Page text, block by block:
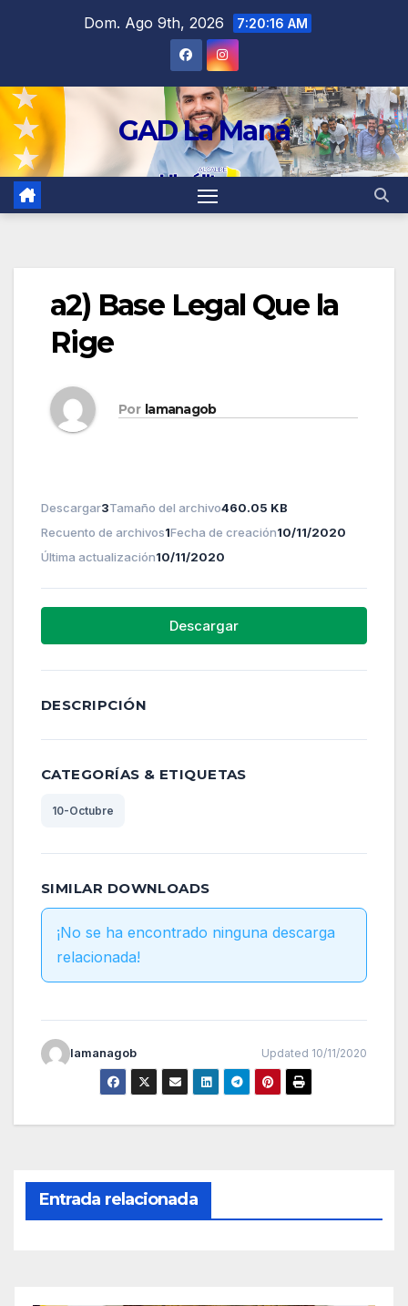
Dom. Ago 9th, 2026 7:20:17 AM
GAD La Maná
a2) Base Legal Que la
Rige
Por lamanagob
Descargar3Tamaño del archivo460.05 KB
Recuento de archivos1Fecha de creación10/11/2020
Última actualización10/11/2020
Descargar
DESCRIPCIÓN
CATEGORÍAS & ETIQUETAS
10-Octubre
SIMILAR DOWNLOADS
¡No se ha encontrado ninguna descarga
relacionada!
lamanagob Updated 10/11/2020
Entrada relacionada